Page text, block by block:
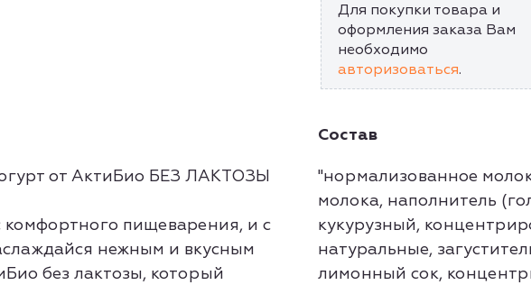
Для покупки товара и
оформления заказа Вам
необходимо
авторизоваться.
от АктиБио БЕЗ ЛАКТОЗЫ
комфортного пищеварения, и с
нежным и вкусным
без лактозы, который
Состав
"нормализованное
молока, наполнитель
кукурузный,
натуральные,
лимонный сок,